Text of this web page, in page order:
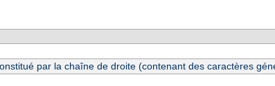
par la chaîne de droite (contenant des caractères